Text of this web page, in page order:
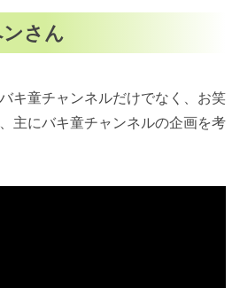
さん
キ童チャンネルだけでなく、お笑
主にバキ童チャンネルの企画を考